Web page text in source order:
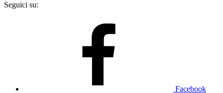
Seguici su:
Facebook